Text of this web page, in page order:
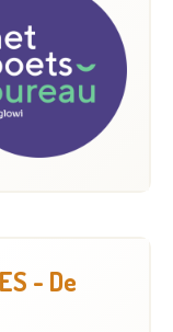
- De